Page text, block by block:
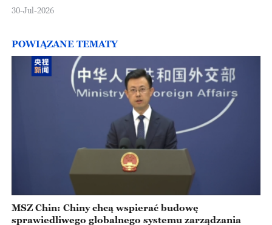
30-Jul-2026
POWIĄZANE TEMATY
MSZ Chin: Chiny chcą wspierać budowę
sprawiedliwego globalnego systemu zarządzania